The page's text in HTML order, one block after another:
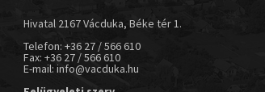
Hivatal 2167 Vácduka, Béke tér 1.
Telefon: +36 27 / 566 610
Fax: +36 27 / 566 610
E-mail: info@vacduka.hu